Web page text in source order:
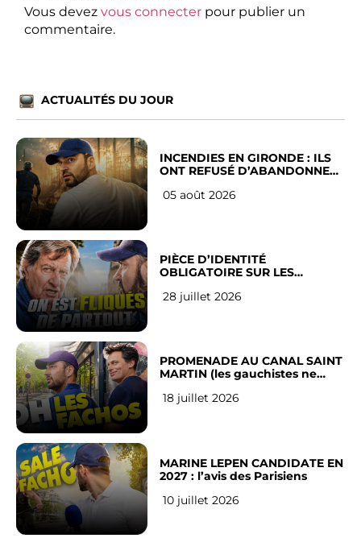
Vous devez vous connecter pour publier un
commentaire.
ACTUALITÉS DU JOUR
INCENDIES EN GIRONDE : ILS
ONT REFUSÉ D’ABANDONNER
05 août 2026
PIÈCE D’IDENTITÉ
OBLIGATOIRE SUR LES
Français
28 juillet 2026
PROMENADE AU CANAL SAINT
MARTIN (les gauchistes ne
18 juillet 2026
MARINE LEPEN CANDIDATE EN
2027 : l’avis des Parisiens
10 juillet 2026